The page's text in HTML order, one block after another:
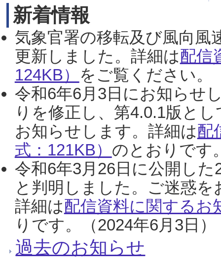
新着情報
気象官署の移転及び風向風
更新しました。詳細は配信
124KB） をご覧ください。
令和6年6月3日にお知らせ
りを修正し、第4.0.1版と
お知らせします。詳細は配
式：121KB） のとおりです
令和6年3月26日に公開し
と判明しました。ご迷惑
詳細は配信資料に関するお
りです。（2024年6月3日）
過去のお知らせ